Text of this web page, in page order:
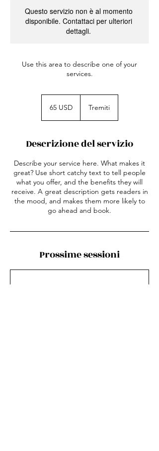
Questo servizio non è al momento
disponibile. Contattaci per ulteriori
dettagli.
Use this area to describe one of your
services.
statunitensi
65 USD Tremiti
Descrizione del servizio
Describe your service here. What makes it
great? Use short catchy text to tell people
what you offer, and the benefits they will
receive. A great description gets readers in
the mood, and makes them more likely to
go ahead and book.
Prossime sessioni